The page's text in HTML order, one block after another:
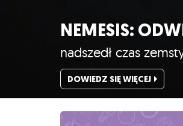
NEMESIS:
nadszedł czas
DOWIEDZ SIĘ WIĘCEJ